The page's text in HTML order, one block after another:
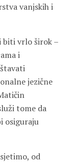
vanjskih i
biti vrlo širok –
i
jezične
tome da
osiguraju
od